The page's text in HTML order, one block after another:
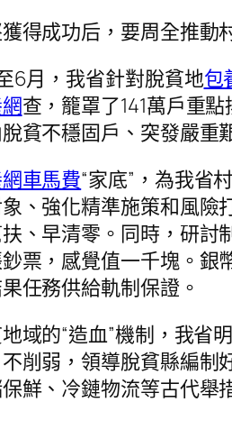
得成功后，要周全推動
6月，我省針對脫貧地包
查，籠罩了141萬戶重
貧不穩固戶、突發嚴重
車馬費“家底”，為我省
、強化精準施策和風險
、早清零。同時，研討
票，感覺值一千塊。銀
任務供給軌制保證。
域的“造血”機制，我省
削弱，領導脫貧縣編制
鮮、冷鏈物流等古代舉